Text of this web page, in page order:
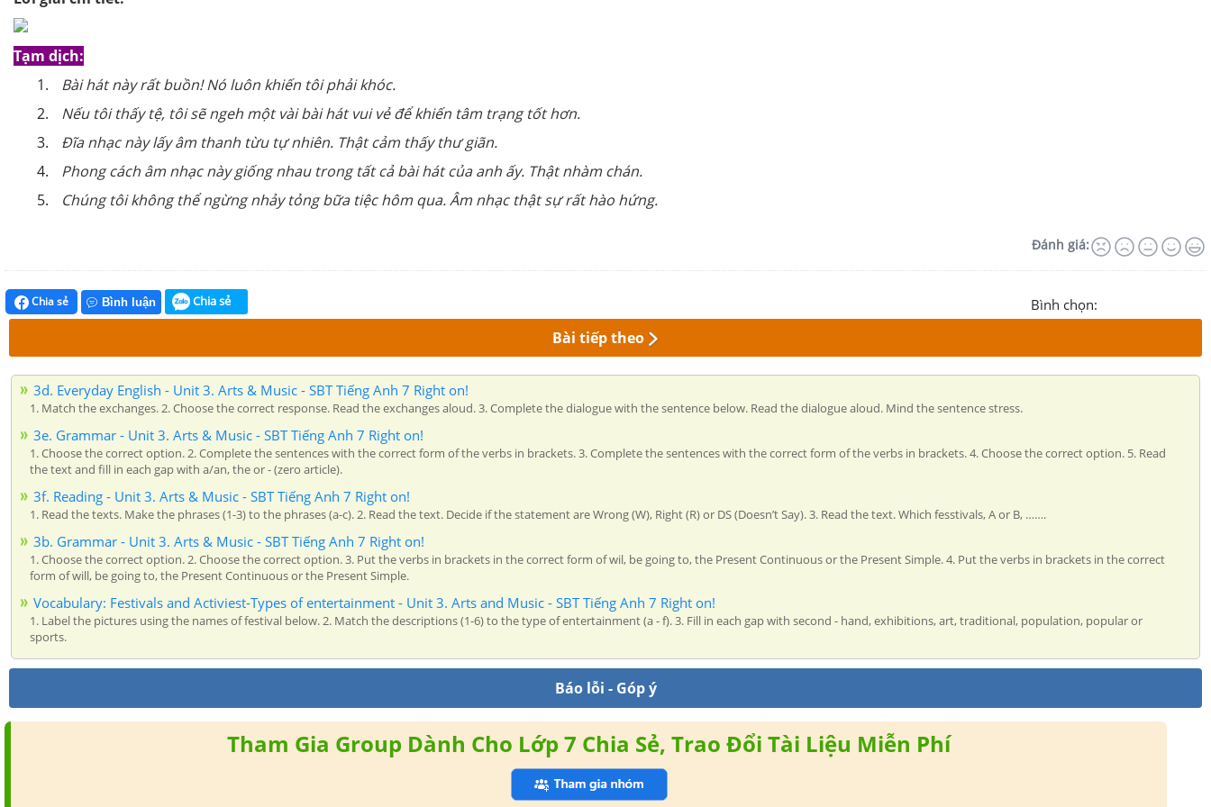
Tạm dịch:
Bài hát này rất buồn! Nó luôn khiến tôi phải khóc.
Nếu tôi thấy tệ, tôi sẽ ngeh một vài bài hát vui vẻ để khiến tâm trạng tốt hơn.
Đĩa nhạc này lấy âm thanh từu tự nhiên. Thật cảm thấy thư giãn.
Phong cách âm nhạc này giống nhau trong tất cả bài hát của anh ấy. Thật nhàm chán.
Chúng tôi không thể ngừng nhảy tỏng bữa tiệc hôm qua. Âm nhạc thật sự rất hào hứng.
Đánh giá:
Chia sẻ Bình luận Chia sẻ Bình chọn:
Bài tiếp theo
3d. Everyday English - Unit 3. Arts & Music - SBT Tiếng Anh 7 Right on!
1. Match the exchanges. 2. Choose the correct response. Read the exchanges aloud. 3. Complete the dialogue with the sentence below. Read the dialogue aloud. Mind the sentence stress.
3e. Grammar - Unit 3. Arts & Music - SBT Tiếng Anh 7 Right on!
1. Choose the correct option. 2. Complete the sentences with the correct form of the verbs in brackets. 3. Complete the sentences with the correct form of the verbs in brackets. 4. Choose the correct option. 5. Read
the text and fill in each gap with a/an, the or - (zero article).
3f. Reading - Unit 3. Arts & Music - SBT Tiếng Anh 7 Right on!
1. Read the texts. Make the phrases (1-3) to the phrases (a-c). 2. Read the text. Decide if the statement are Wrong (W), Right (R) or DS (Doesn’t Say). 3. Read the text. Which fesstivals, A or B, …….
3b. Grammar - Unit 3. Arts & Music - SBT Tiếng Anh 7 Right on!
1. Choose the correct option. 2. Choose the correct option. 3. Put the verbs in brackets in the correct form of wil, be going to, the Present Continuous or the Present Simple. 4. Put the verbs in brackets in the correct
form of will, be going to, the Present Continuous or the Present Simple.
Vocabulary: Festivals and Activiest-Types of entertainment - Unit 3. Arts and Music - SBT Tiếng Anh 7 Right on!
1. Label the pictures using the names of festival below. 2. Match the descriptions (1-6) to the type of entertainment (a - f). 3. Fill in each gap with second - hand, exhibitions, art, traditional, population, popular or
sports.
Báo lỗi - Góp ý
Tham Gia Group Dành Cho Lớp 7 Chia Sẻ, Trao Đổi Tài Liệu Miễn Phí